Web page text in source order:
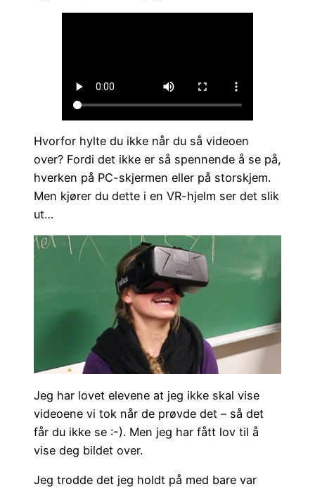
Hvorfor hylte du ikke når du så videoen
over? Fordi det ikke er så spennende å se på,
hverken på PC-skjermen eller på storskjem.
Men kjører du dette i en VR-hjelm ser det slik
ut…
Jeg har lovet elevene at jeg ikke skal vise
videoene vi tok når de prøvde det – så det
får du ikke se :-). Men jeg har fått lov til å
vise deg bildet over.
Jeg trodde det jeg holdt på med bare var